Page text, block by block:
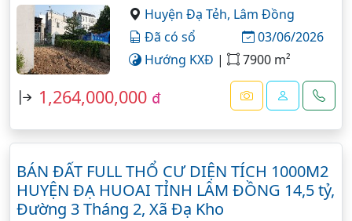
Huyện Đạ Tẻh, Lâm Đồng
Đã có sổ
03/06/2026
Hướng KXĐ | 7900 m²
1,264,000,000 đ
BÁN ĐẤT FULL THỔ CƯ DIỆN TÍCH 1000M2
HUYỆN ĐẠ HUOAI TỈNH LÂM ĐỒNG 14,5 tỷ,
Đường 3 Tháng 2, Xã Đạ Kho